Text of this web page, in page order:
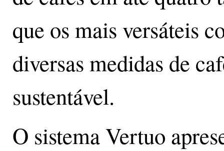
que os mais versáteis
diversas medidas de
sustentável.
O sistema Vertuo